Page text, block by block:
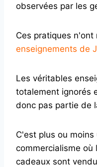
observées par les
Ces pratiques n'ont
enseignements de
Les véritables
totalement ignorés
donc pas partie de
C'est plus ou
commercialisme où
cadeaux sont